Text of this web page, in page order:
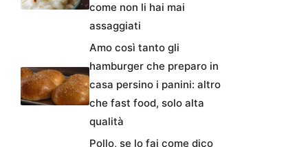
come non li hai mai
assaggiati
Amo così tanto gli
hamburger che preparo in
casa persino i panini: altro
che fast food, solo alta
qualità
Pollo, se lo fai come dico